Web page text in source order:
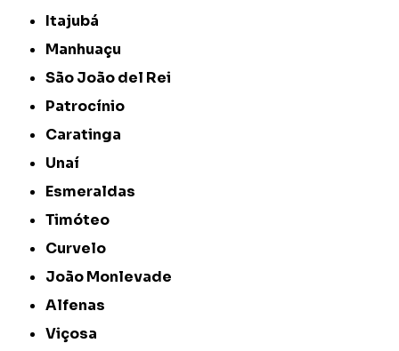
Itajubá
Manhuaçu
São João del Rei
Patrocínio
Caratinga
Unaí
Esmeraldas
Timóteo
Curvelo
João Monlevade
Alfenas
Viçosa